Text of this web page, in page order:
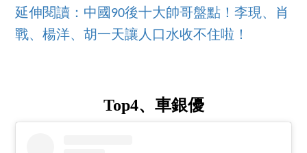
延伸閱讀：中國90後十大帥哥盤點！李現、肖
戰、楊洋、胡一天讓人口水收不住啦！
Top4、車銀優